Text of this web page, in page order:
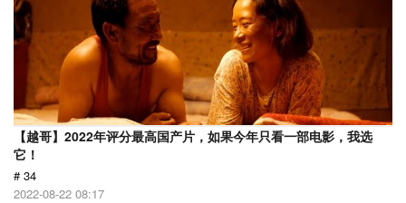
【越哥】2022年评分最高国产片，如果今年只看一部电影，我选
它！
# 34
2022-08-22 08:17